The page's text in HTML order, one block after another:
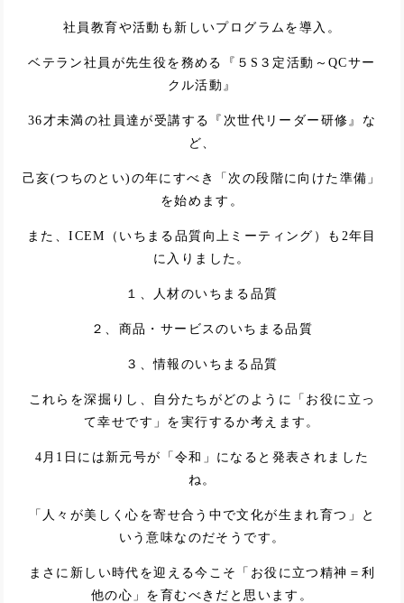
社員教育や活動も新しいプログラムを導入。
ベテラン社員が先生役を務める『５S３定活動～QCサー
クル活動』
36才未満の社員達が受講する『次世代リーダー研修』な
ど、
己亥(つちのとい)の年にすべき「次の段階に向けた準備」
を始めます。
また、ICEM（いちまる品質向上ミーティング）も2年目
に入りました。
１、人材のいちまる品質
２、商品・サービスのいちまる品質
３、情報のいちまる品質
これらを深掘りし、自分たちがどのように「お役に立っ
て幸せです」を実行するか考えます。
4月1日には新元号が「令和」になると発表されました
ね。
「人々が美しく心を寄せ合う中で文化が生まれ育つ」と
いう意味なのだそうです。
まさに新しい時代を迎える今こそ「お役に立つ精神＝利
他の心」を育むべきだと思います。